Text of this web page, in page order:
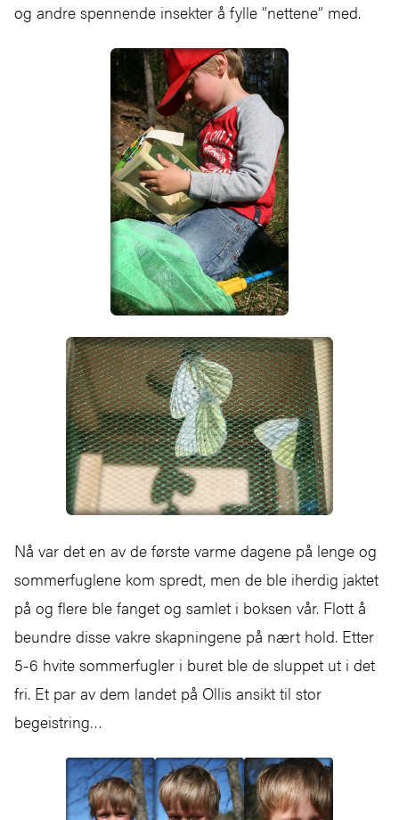
og andre spennende insekter å fylle ”nettene” med.
Nå var det en av de første varme dagene på lenge og
sommerfuglene kom spredt, men de ble iherdig jaktet
på og flere ble fanget og samlet i boksen vår. Flott å
beundre disse vakre skapningene på nært hold. Etter
5-6 hvite sommerfugler i buret ble de sluppet ut i det
fri. Et par av dem landet på Ollis ansikt til stor
begeistring…